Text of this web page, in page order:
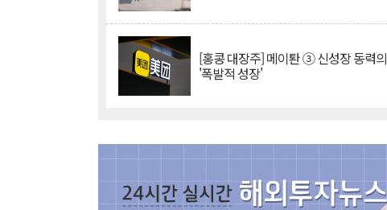
[홍콩 대장주] 메이퇀 ③ 신성장 동력의
'폭발적 성장'